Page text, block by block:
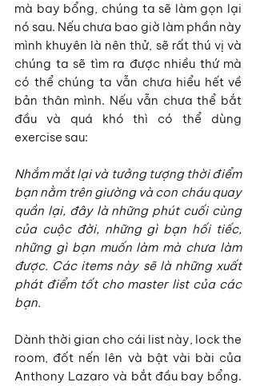
mà bay bổng, chúng ta sẽ làm gọn lại
nó sau. Nếu chưa bao giờ làm phần này
mình khuyên là nên thử, sẽ rất thú vị và
chúng ta sẽ tìm ra được nhiều thứ mà
có thể chúng ta vẫn chưa hiểu hết về
bản thân mình. Nếu vẫn chưa thể bắt
đầu và quá khó thì có thể dùng
exercise sau:
Nhắm mắt lại và tưởng tượng thời điểm
bạn nằm trên giường và con cháu quay
quần lại, đây là những phút cuối cùng
của cuộc đời, những gì bạn hối tiếc,
những gì bạn muốn làm mà chưa làm
được. Các items này sẽ là những xuất
phát điểm tốt cho master list của các
bạn.
Dành thời gian cho cái list này, lock the
room, đốt nến lên và bật vài bài của
Anthony Lazaro và bắt đầu bay bổng.